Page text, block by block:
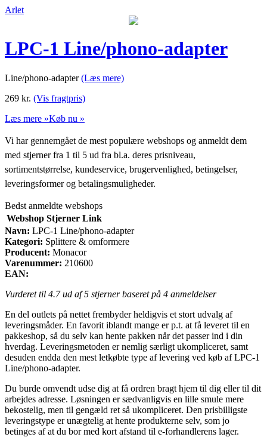
Arlet
LPC-1 Line/phono-adapter
Line/phono-adapter(Læs mere)
269 kr. (Vis fragtpris)
Læs mere »Køb nu »
Vi har gennemgået de mest populære webshops og anmeldt dem
med stjerner fra 1 til 5 ud fra bl.a. deres prisniveau,
sortimentstørrelse, kundeservice, brugervenlighed, betingelser,
leveringsformer og betalingsmuligheder.
Bedst anmeldte webshops
Webshop Stjerner Link
Navn: LPC-1 Line/phono-adapter
Kategori: Splittere & omformere
Producent: Monacor
Varenummer: 210600
EAN:
Vurderet til 4.7ud af 5 stjerner baseret på 4 anmeldelser
En del outlets på nettet frembyder heldigvis et stort udvalg af
leveringsmåder. En favorit iblandt mange er p.t. at få leveret til en
pakkeshop, så du selv kan hente pakken når det passer ind i din
hverdag. Leveringsmetoden er nemlig særligt ukompliceret, samt
desuden endda den mest letkøbte type af levering ved køb af LPC-1
Line/phono-adapter.
Du burde omvendt udse dig at få ordren bragt hjem til dig eller til dit
arbejdes adresse. Løsningen er sædvanligvis en lille smule mere
bekostelig, men til gengæld ret så ukompliceret. Den prisbilligste
leveringstype er unægtelig at hente produkterne selv, som jo
betinges af at du bor med kort afstand til e-forhandlerens lager.